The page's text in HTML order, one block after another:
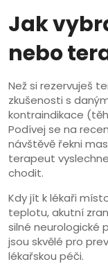
Jak
nebo
Než si rezervuješ
zkušenosti s
kontraindikace
Podívej se na
návštěvě řekni
terapeut
chodit.
Kdy jít k lékaři
teplotu, akutní
silné neurologické
jsou skvělé pro
lékařskou péči.